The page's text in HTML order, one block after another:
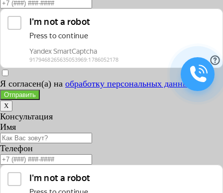
Я согласен(а) на обработку персональных данных
Отправить
X
Консультация
Имя
Телефон